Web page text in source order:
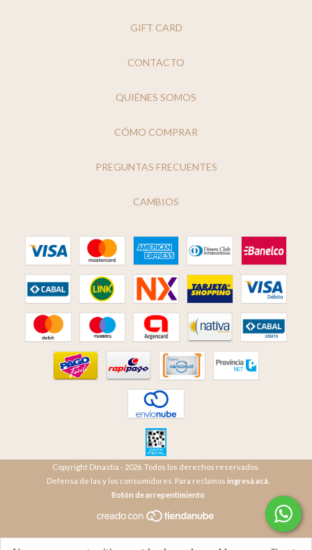
GIFT CARD
CONTACTO
QUIÉNES SOMOS
CÓMO COMPRAR
PREGUNTAS FRECUENTES
CAMBIOS
Copyright Dinastia - 2026. Todos los derechos reservados.
Defensa de las y los consumidores. Para reclamos ingresá acá.
Botón de arrepentimiento